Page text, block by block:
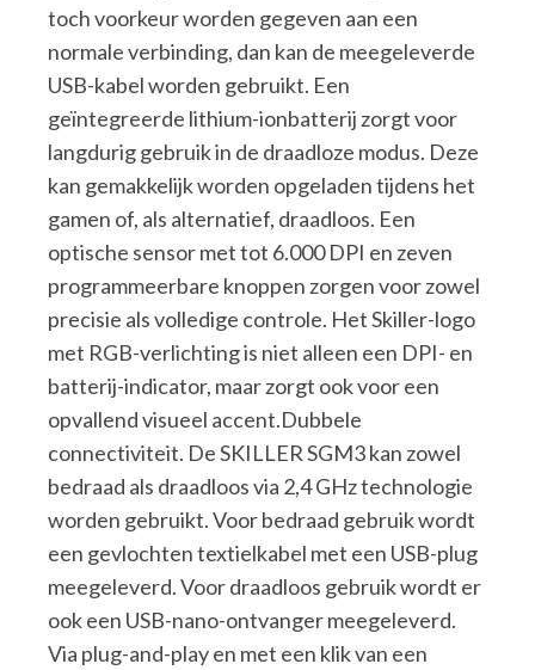
toch voorkeur worden gegeven aan een
normale verbinding, dan kan de meegeleverde
USB-kabel worden gebruikt. Een
geïntegreerde lithium-ionbatterij zorgt voor
langdurig gebruik in de draadloze modus. Deze
kan gemakkelijk worden opgeladen tijdens het
gamen of, als alternatief, draadloos. Een
optische sensor met tot 6.000 DPI en zeven
programmeerbare knoppen zorgen voor zowel
precisie als volledige controle. Het Skiller-logo
met RGB-verlichting is niet alleen een DPI- en
batterij-indicator, maar zorgt ook voor een
opvallend visueel accent.Dubbele
connectiviteit. De SKILLER SGM3 kan zowel
bedraad als draadloos via 2,4 GHz technologie
worden gebruikt. Voor bedraad gebruik wordt
een gevlochten textielkabel met een USB-plug
meegeleverd. Voor draadloos gebruik wordt er
ook een USB-nano-ontvanger meegeleverd.
Via plug-and-play en met een klik van een